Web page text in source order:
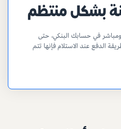
بشكل منتظم
ومباشر في حسابك البنكي، حتى
الدفع عند الاستلام فإنها تتم